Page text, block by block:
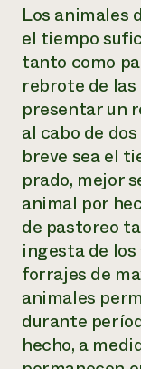
Los animales
el tiempo
tanto como
rebrote de
presentar un
al cabo de
breve sea el
prado, mejor
animal por
de pastoreo
ingesta de
forrajes de
animales
durante
hecho, a